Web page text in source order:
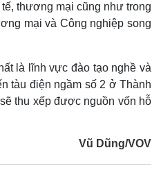
thương mại cũng như trong
mại và Công nghiệp song
là lĩnh vực đào tạo nghề và
tàu điện ngầm số 2 ở Thành
thu xếp được nguồn vốn hỗ
Vũ Dũng/VOV